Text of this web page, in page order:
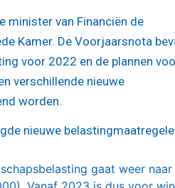
minister van Financiën de
Kamer. De Voorjaarsnota
voor 2022 en de plannen
verschillende nieuwe
worden.
nieuwe
gaat weer naar